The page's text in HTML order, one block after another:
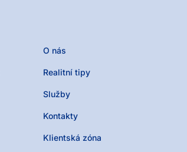
O nás
Realitní tipy
Služby
Kontakty
Klientská zóna